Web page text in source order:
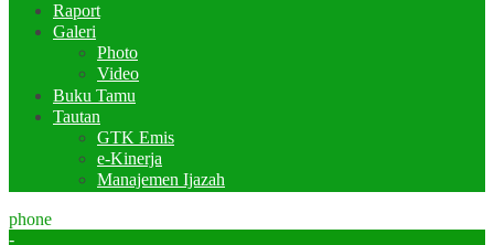
Raport
Galeri
Photo
Video
Buku Tamu
Tautan
GTK Emis
e-Kinerja
Manajemen Ijazah
phone
-